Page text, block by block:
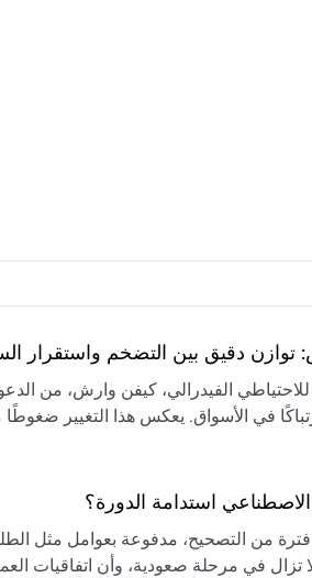
توازن دقيق بين التضخم واستقرار
للاحتياطي الفيدرالي، كيفن وارش، من
في الأسواق. يعكس هذا التغيير
في الشرق الأوسط، التي تقيد
السوق.
استدامة الدورة؟
من التصحيح، مدفوعة بعوامل مثل
في مرحلة صعودية، وأن اتفاقيات